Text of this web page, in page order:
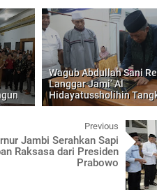
Wagub Abdullah Sani
Langgar Jami’ Al
Hidayatussholihin
Previous
Jambi Serahkan Sapi
Raksasa dari Presiden
Prabowo